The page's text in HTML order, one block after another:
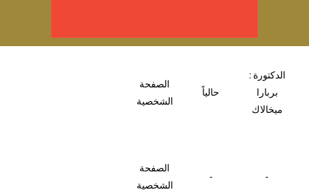
الدكتورة :
بربارا
ميخالاك
حالياً
الصفحة
الشخصية
-
-
الصفحة
الشخصية